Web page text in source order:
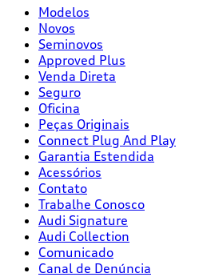
Modelos
Novos
Seminovos
Approved Plus
Venda Direta
Seguro
Oficina
Peças Originais
Connect Plug And Play
Garantia Estendida
Acessórios
Contato
Trabalhe Conosco
Audi Signature
Audi Collection
Comunicado
Canal de Denúncia